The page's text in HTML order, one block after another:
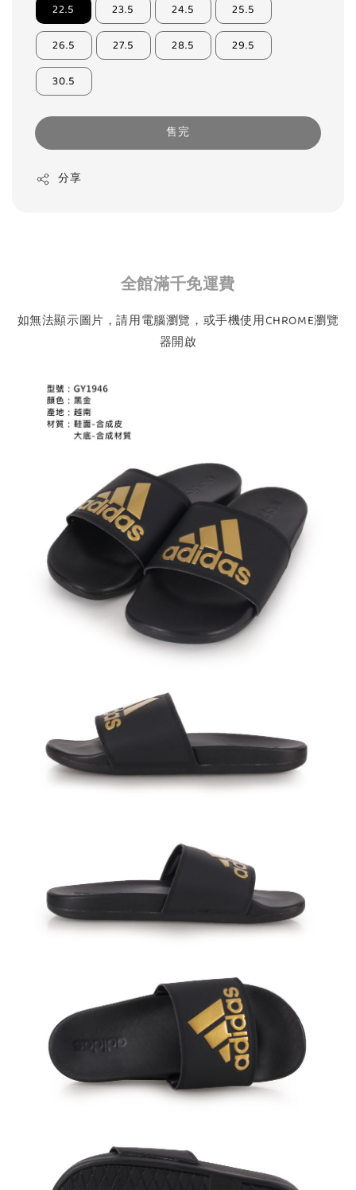
22.5 23.5 24.5 25.5
26.5 27.5 28.5 29.5
30.5
售完
分享
全館滿千免運費
如無法顯示圖片，請用電腦瀏覽，或手機使用CHROME瀏覽
器開啟